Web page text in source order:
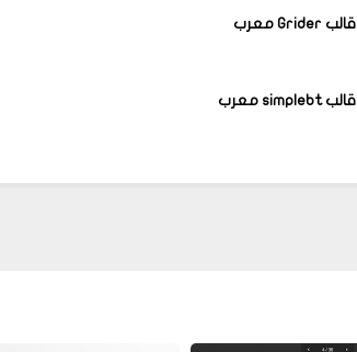
قالب Grider معرب
قالب simplebt معرب